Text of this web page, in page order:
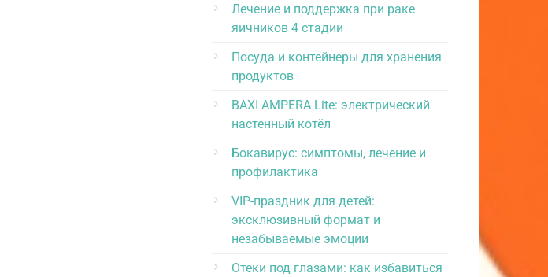
Лечение и поддержка при раке
яичников 4 стадии
Посуда и контейнеры для хранения
продуктов
BAXI AMPERA Lite: электрический
настенный котёл
Бокавирус: симптомы, лечение и
профилактика
VIP-праздник для детей:
эксклюзивный формат и
незабываемые эмоции
Отеки под глазами: как избавиться